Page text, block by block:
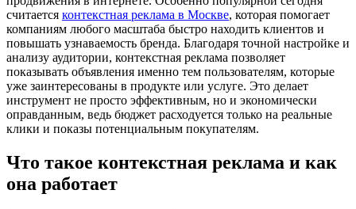
считается контекстная реклама в Москве, которая помогает
компаниям любого масштаба быстро находить клиентов и
повышать узнаваемость бренда. Благодаря точной настройке и
анализу аудитории, контекстная реклама позволяет
показывать объявления именно тем пользователям, которые
уже заинтересованы в продукте или услуге. Это делает
инструмент не просто эффективным, но и экономически
оправданным, ведь бюджет расходуется только на реальные
клики и показы потенциальным покупателям.
Что такое контекстная реклама и как
она работает